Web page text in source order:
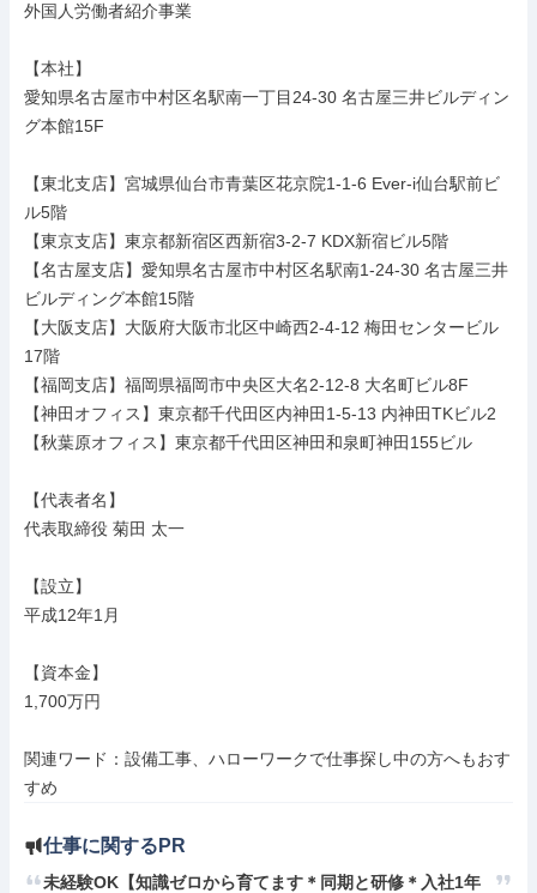
外国人労働者紹介事業
【本社】
愛知県名古屋市中村区名駅南一丁目24-30 名古屋三井ビルディン
グ本館15F
【東北支店】宮城県仙台市青葉区花京院1-1-6 Ever-i仙台駅前ビ
ル5階
【東京支店】東京都新宿区西新宿3-2-7 KDX新宿ビル5階
【名古屋支店】愛知県名古屋市中村区名駅南1-24-30 名古屋三井
ビルディング本館15階
【大阪支店】大阪府大阪市北区中崎西2-4-12 梅田センタービル
17階
【福岡支店】福岡県福岡市中央区大名2-12-8 大名町ビル8F
【神田オフィス】東京都千代田区内神田1‐5-13 内神田TKビル2
【秋葉原オフィス】東京都千代田区神田和泉町神田155ビル
【代表者名】
代表取締役 菊田 太一
【設立】
平成12年1月
【資本金】
1,700万円
関連ワード：設備工事、ハローワークで仕事探し中の方へもおす
すめ
仕事に関するPR
未経験OK【知識ゼロから育てます＊同期と研修＊入社1年